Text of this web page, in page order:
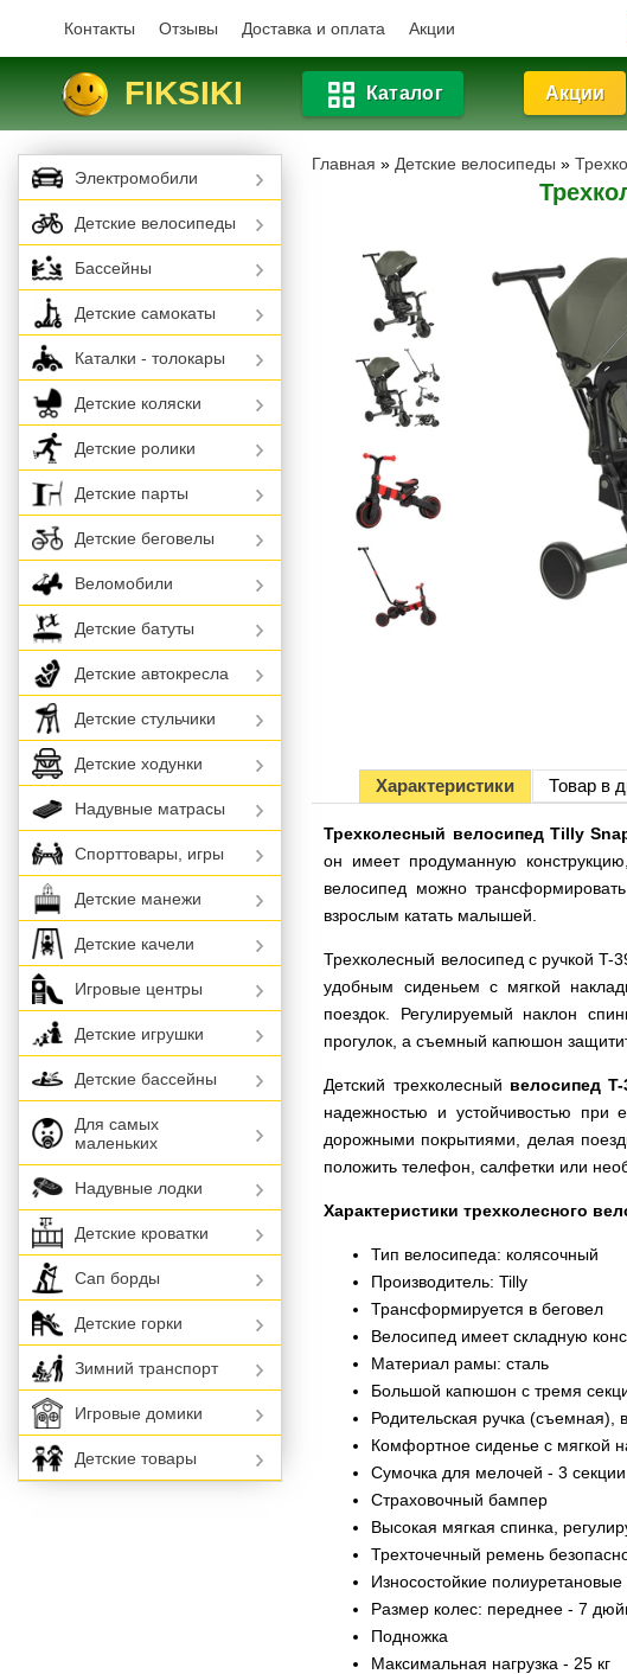
Контакты Отзывы Доставка и оплата Акции
FIKSIKI Каталог Акции
Главная » Детские велосипеды »
Характеристики Товар в
Трехколесный велосипед Tilly
он имеет продуманную
велосипед можно
взрослым катать малышей.
Трехколесный велосипед с ручкой
удобным сиденьем с мягкой
поездок. Регулируемый наклон
прогулок, а съемный капюшон
Детский трехколесный велосипед
надежностью и устойчивостью при
дорожными покрытиями, делая
положить телефон, салфетки или
Характеристики трехколесного
Тип велосипеда: колясочный
Производитель: Tilly
Трансформируется в беговел
Велосипед имеет складную
Материал рамы: сталь
Большой капюшон с тремя
Родительская ручка (съемная),
Комфортное сиденье с мягкой
Сумочка для мелочей - 3 секции
Страховочный бампер
Высокая мягкая спинка,
Трехточечный ремень
Износостойкие полиуретановые
Размер колес: переднее - 7
Подножка
Максимальная нагрузка - 25 кг
Электромобили
Детские велосипеды
Бассейны
Детские самокаты
Каталки - толокары
Детские коляски
Детские ролики
Детские парты
Детские беговелы
Веломобили
Детские батуты
Детские автокресла
Детские стульчики
Детские ходунки
Надувные матрасы
Спорттовары, игры
Детские манежи
Детские качели
Игровые центры
Детские игрушки
Детские бассейны
Для самых
маленьких
Надувные лодки
Детские кроватки
Сап борды
Детские горки
Зимний транспорт
Игровые домики
Детские товары